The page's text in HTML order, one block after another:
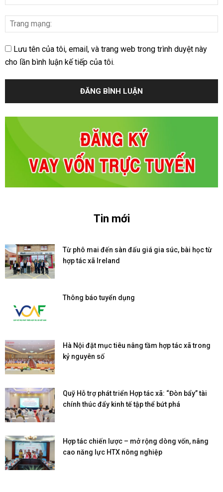
Lưu tên của tôi, email, và trang web trong trình duyệt này
cho lần bình luận kế tiếp của tôi.
Tin mới
Từ phô mai đến sàn đấu giá gia súc, bài học từ
hợp tác xã Ireland
Thông báo tuyển dụng
Hà Nội đặt mục tiêu nâng tầm hợp tác xã trong
kỷ nguyên số
Quỹ Hỗ trợ phát triển Hợp tác xã: “Đòn bẩy” tài
chính thúc đẩy kinh tế tập thể bứt phá
Hợp tác chiến lược – mở rộng dòng vốn, nâng
cao năng lực HTX nông nghiệp